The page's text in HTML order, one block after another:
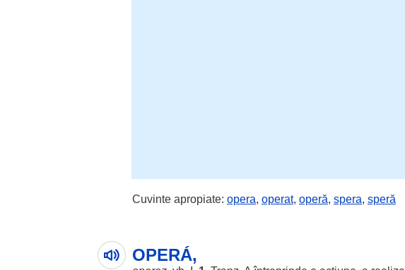
Cuvinte apropiate: opera, operat, operă, spera, speră
OPERÁ,